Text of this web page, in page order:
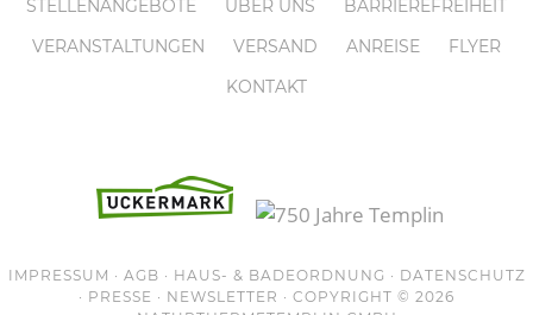
STELLENANGEBOTE ÜBER UNS
BARRIEREFREIHEIT
VERANSTALTUNGEN
VERSAND ANREISE
FLYER
KONTAKT
IMPRESSUM · AGB · HAUS- & BADEORDNUNG · DATENSCHUTZ
· PRESSE · NEWSLETTER · COPYRIGHT © 2026